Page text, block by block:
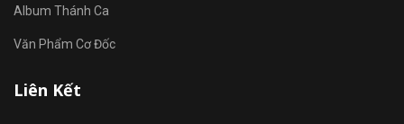
Album Thánh Ca
Văn Phẩm Cơ Đốc
Liên Kết